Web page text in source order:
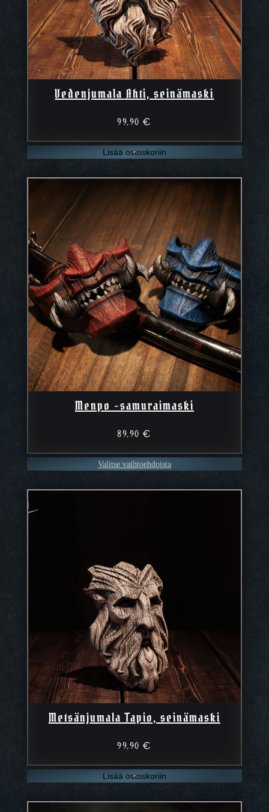
Vedenjumala Ahti, seinämaski
99,90€
Lisää ostoskoriin
Menpo -samuraimaski
89,90€
Valitse vaihtoehdoista
Metsänjumala Tapio, seinämaski
99,90€
Lisää ostoskoriin